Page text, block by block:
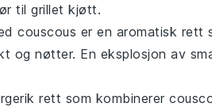
til grillet kjøtt.
couscous er en aromatisk rett
og nøtter. En eksplosjon av
rett som kombinerer